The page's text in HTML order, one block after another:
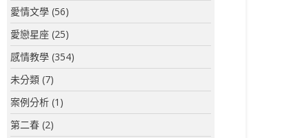
愛情文學(56)
愛戀星座(25)
感情教學(354)
未分類(7)
案例分析(1)
第二春(2)